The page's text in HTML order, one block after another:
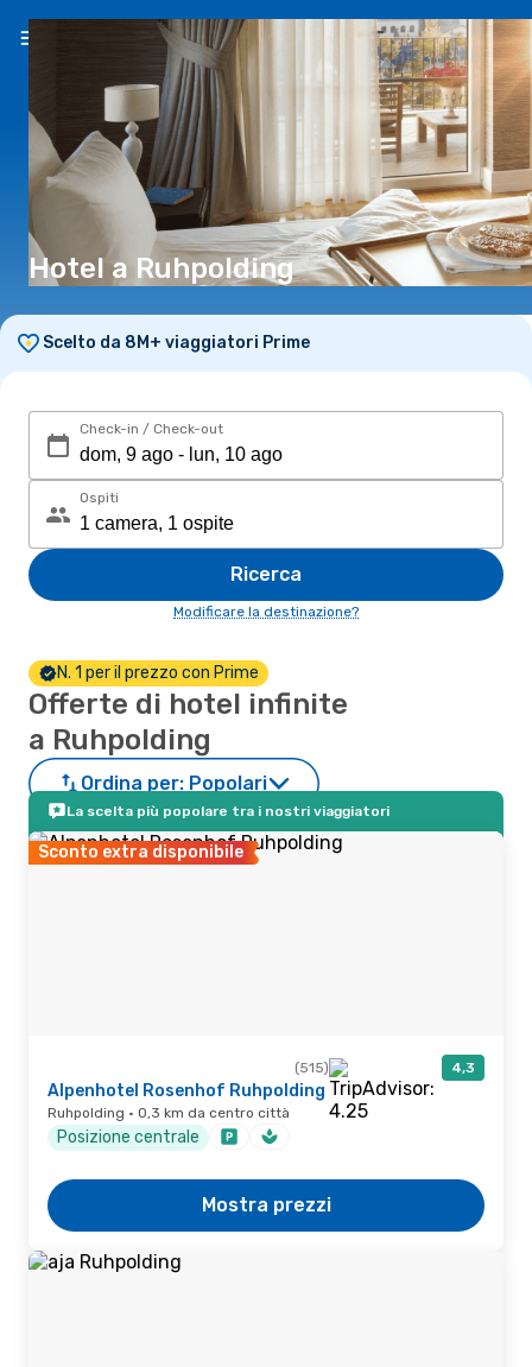
IT(€)
Hotel a Ruhpolding
Scelto da 8M+ viaggiatori Prime
Check-in / Check-out
Ospiti
Ricerca
Modificare la destinazione?
N. 1 per il prezzo con Prime
Offerte di hotel infinite
a Ruhpolding
Ordina per: Popolari
La scelta più popolare tra i nostri viaggiatori
Sconto extra disponibile
(515) 4,3
Alpenhotel Rosenhof Ruhpolding
Ruhpolding · 0,3 km da centro città
Posizione centrale
Mostra prezzi